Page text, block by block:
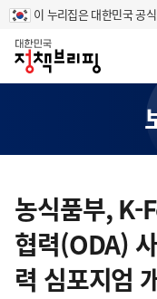
이 누리집은 대한민국 공
홈
텐
츠
영
역
농식품부, K-
협력(ODA)
력 심포지엄